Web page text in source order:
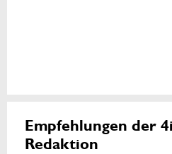
Empfehlungen der
Redaktion